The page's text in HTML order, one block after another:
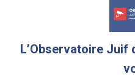
L’Observatoire Juif